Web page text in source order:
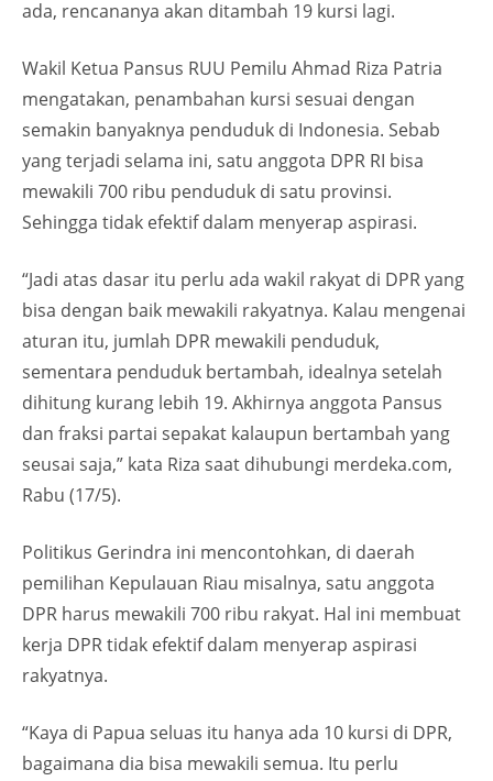
ada, rencananya akan ditambah 19 kursi lagi.
Wakil Ketua Pansus RUU Pemilu Ahmad Riza Patria
mengatakan, penambahan kursi sesuai dengan
semakin banyaknya penduduk di Indonesia. Sebab
yang terjadi selama ini, satu anggota DPR RI bisa
mewakili 700 ribu penduduk di satu provinsi.
Sehingga tidak efektif dalam menyerap aspirasi.
“Jadi atas dasar itu perlu ada wakil rakyat di DPR yang
bisa dengan baik mewakili rakyatnya. Kalau mengenai
aturan itu, jumlah DPR mewakili penduduk,
sementara penduduk bertambah, idealnya setelah
dihitung kurang lebih 19. Akhirnya anggota Pansus
dan fraksi partai sepakat kalaupun bertambah yang
seusai saja,” kata Riza saat dihubungi merdeka.com,
Rabu (17/5).
Politikus Gerindra ini mencontohkan, di daerah
pemilihan Kepulauan Riau misalnya, satu anggota
DPR harus mewakili 700 ribu rakyat. Hal ini membuat
kerja DPR tidak efektif dalam menyerap aspirasi
rakyatnya.
“Kaya di Papua seluas itu hanya ada 10 kursi di DPR,
bagaimana dia bisa mewakili semua. Itu perlu